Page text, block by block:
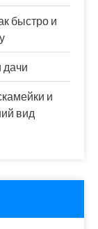
быстро и
дачи
и
вид